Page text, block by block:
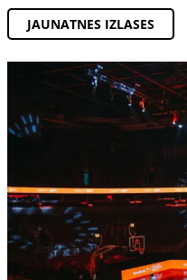
JAUNATNES IZLASES